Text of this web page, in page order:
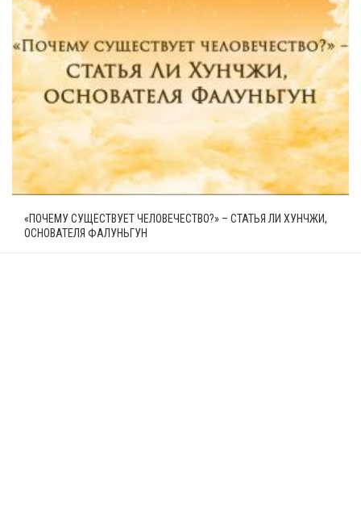
«ПОЧЕМУ СУЩЕСТВУЕТ ЧЕЛОВЕЧЕСТВО?» – СТАТЬЯ ЛИ ХУНЧЖИ,
ОСНОВАТЕЛЯ ФАЛУНЬГУН